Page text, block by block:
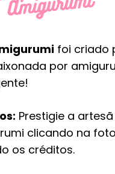
foi criado
por
Prestigie a
clicando na
os créditos.